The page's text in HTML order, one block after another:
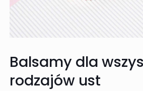
Balsamy dla
rodzajów ust